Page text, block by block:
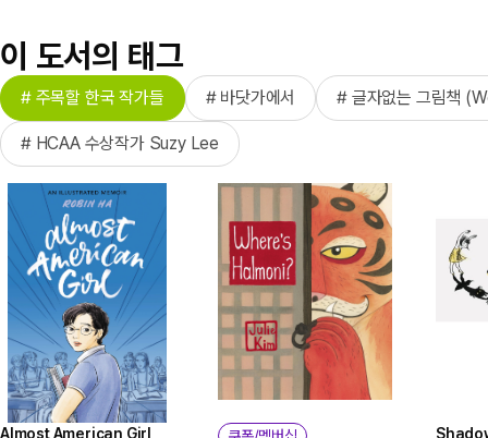
이 도서의 태그
# 주목할 한국 작가들 # 바닷가에서 # 글자없는 그림책
# HCAA 수상작가 Suzy Lee
Almost American Girl